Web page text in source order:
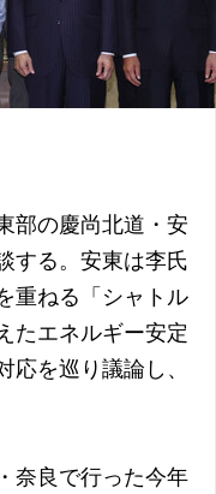
部の慶尚北道・安
する。安東は李氏
重ねる「シャトル
たエネルギー安定
を巡り議論し、
奈良で行った今年